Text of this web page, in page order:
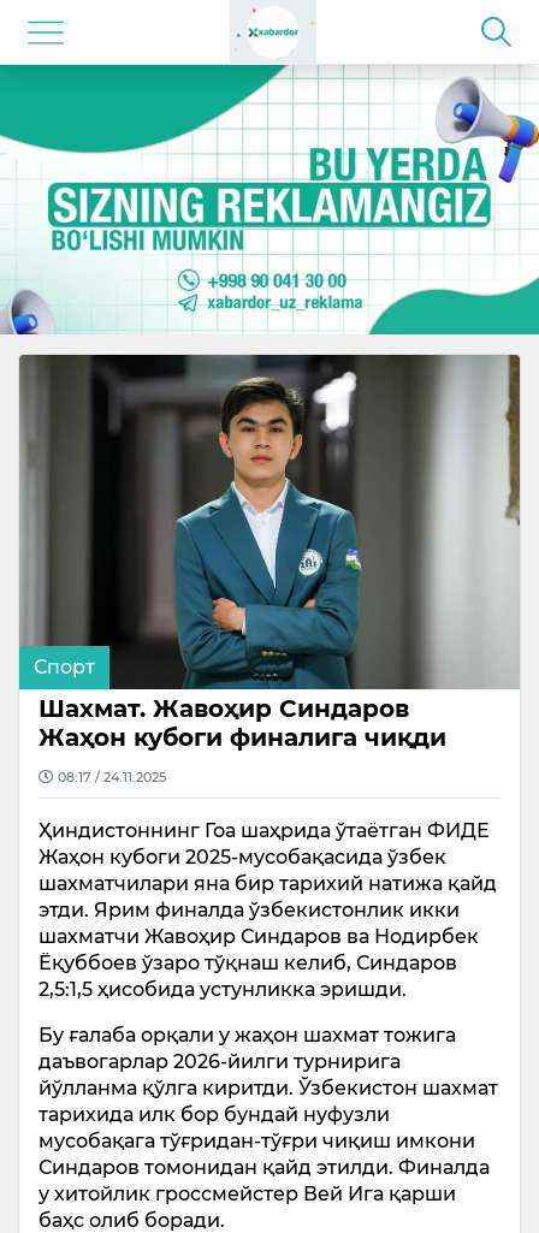
Спорт
Шахмат. Жавоҳир Синдаров
Жаҳон кубоги финалига чиқди
08:17 / 24.11.2025
Ҳиндистоннинг Гоа шаҳрида ўтаётган ФИДЕ
Жаҳон кубоги 2025-мусобақасида ўзбек
шахматчилари яна бир тарихий натижа қайд
этди. Ярим финалда ўзбекистонлик икки
шахматчи Жавоҳир Синдаров ва Нодирбек
Ёқуббоев ўзаро тўқнаш келиб, Синдаров
2,5:1,5 ҳисобида устунликка эришди.
Бу ғалаба орқали у жаҳон шахмат тожига
даъвогарлар 2026-йилги турнирига
йўлланма қўлга киритди. Ўзбекистон шахмат
тарихида илк бор бундай нуфузли
мусобақага тўғридан-тўғри чиқиш имкони
Синдаров томонидан қайд этилди. Финалда
у хитойлик гроссмейстер Вей Ига қарши
баҳс олиб боради.